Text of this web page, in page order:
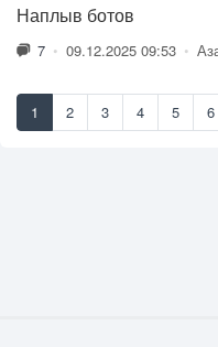
Наплыв ботов
7 • 09.12.2025 09:53 •
1 2 3 4 5 6